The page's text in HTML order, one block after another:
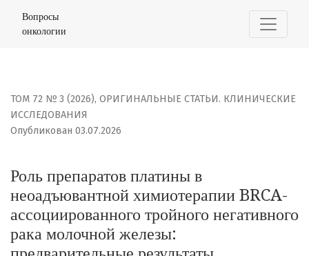
Роль препаратов платины в неоадъювантной
Вопросы
онкологии
ТОМ 72 № 3 (2026), ОРИГИНАЛЬНЫЕ СТАТЬИ. КЛИНИЧЕСКИЕ
ИССЛЕДОВАНИЯ
Роль препаратов платины в
неоадъювантной химиотерапии BRCA-
ассоциированного тройного негативного
рака молочной железы:
Опубликован 03.07.2026